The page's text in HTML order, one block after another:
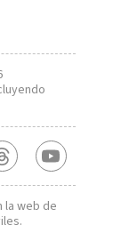
la web de